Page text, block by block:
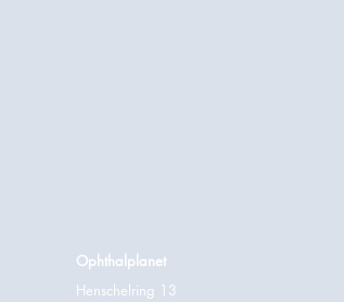
Ophthalplanet
Henschelring 13